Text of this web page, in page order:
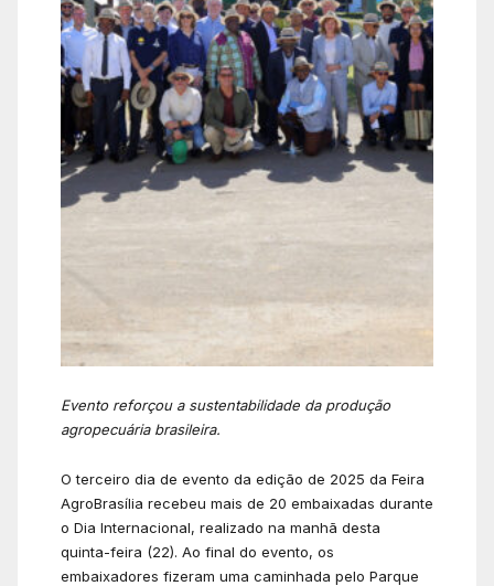
Evento reforçou a sustentabilidade da produção
agropecuária brasileira.
O terceiro dia de evento da edição de 2025 da Feira
AgroBrasília recebeu mais de 20 embaixadas durante
o Dia Internacional, realizado na manhã desta
quinta-feira (22). Ao final do evento, os
embaixadores fizeram uma caminhada pelo Parque